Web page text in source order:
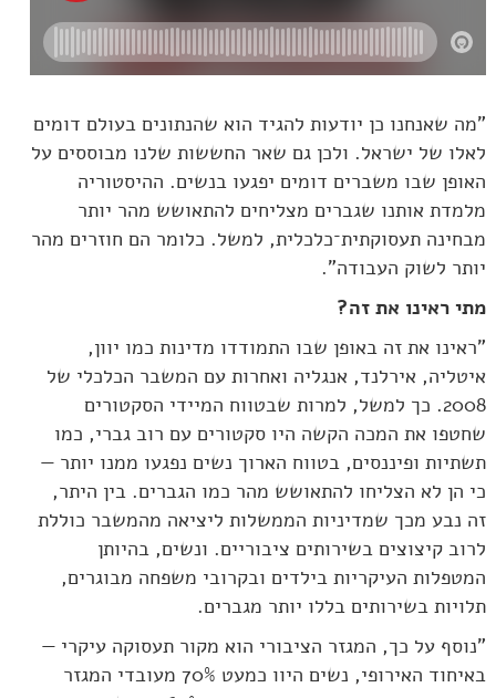
"מה שאנחנו כן יודעות להגיד הוא שהנתונים בעולם דומים
לאלו של ישראל. ולכן גם שאר החששות שלנו מבוססים על
האופן שבו משברים דומים יפגעו בנשים. ההיסטוריה
מלמדת אותנו שגברים מצליחים להתאושש מהר יותר
מבחינה תעסוקתית־כלכלית, למשל. כלומר הם חוזרים מהר
יותר לשוק העבודה".
מתי ראינו את זה?
"ראינו את זה באופן שבו התמודדו מדינות כמו יוון,
איטליה, אירלנד, אנגליה ואחרות עם המשבר הכלכלי של
2008. כך למשל, למרות שבטווח המיידי הסקטורים
שחטפו את המכה הקשה היו סקטורים עם רוב גברי, כמו
תשתיות ופיננסים, בטווח הארוך נשים נפגעו ממנו יותר —
כי הן לא הצליחו להתאושש מהר כמו הגברים. בין היתר,
זה נבע מכך שמדיניות הממשלות ליציאה מהמשבר כוללת
לרוב קיצוצים בשירותים ציבוריים. ונשים, בהיותן
המטפלות העיקריות בילדים ובקרובי משפחה מבוגרים,
תלויות בשירותים בללו יותר מגברים.
"נוסף על כך, המגזר הציבורי הוא מקור תעסוקה עיקרי —
באיחוד האירופי, נשים היוו כמעט 70% מעובדי המגזר